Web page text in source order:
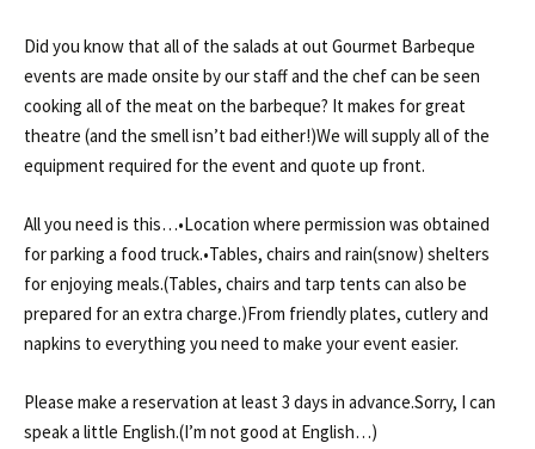
Did you know that all of the salads at out Gourmet Barbeque
events are made onsite by our staff and the chef can be seen
cooking all of the meat on the barbeque? It makes for great
theatre (and the smell isn’t bad either!)We will supply all of the
equipment required for the event and quote up front.
All you need is this…•Location where permission was obtained
for parking a food truck.•Tables, chairs and rain(snow) shelters
for enjoying meals.(Tables, chairs and tarp tents can also be
prepared for an extra charge.)From friendly plates, cutlery and
napkins to everything you need to make your event easier.
Please make a reservation at least 3 days in advance.Sorry, I can
speak a little English.(I’m not good at English…)